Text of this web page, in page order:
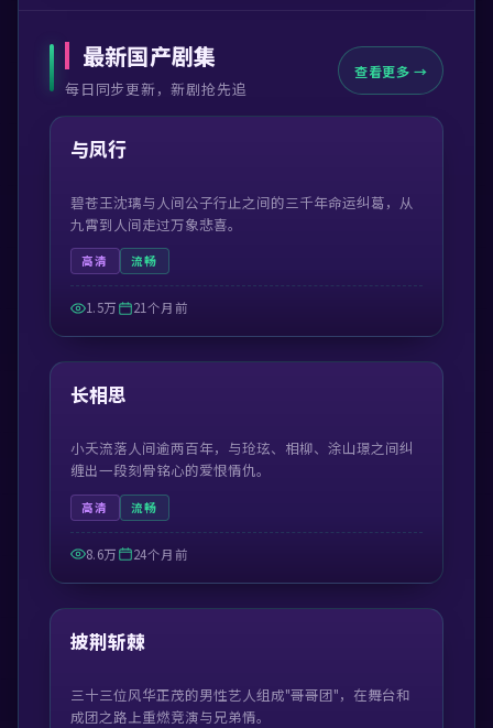
最新国产剧集
每日同步更新，新剧抢先追
查看更多 →
最新
与凤行
碧苍王沈璃与人间公子行止之间的三千年命运纠葛，从
九霄到人间走过万象悲喜。
高清 流畅
1.5万 21个月前
最新
47:39
长相思
小夭流落人间逾两百年，与玱玹、相柳、涂山璟之间纠
缠出一段刻骨铭心的爱恨情仇。
高清 流畅
8.6万 24个月前
最新
41:21
披荆斩棘
三十三位风华正茂的男性艺人组成"哥哥团"，在舞台和
成团之路上重燃竞演与兄弟情。